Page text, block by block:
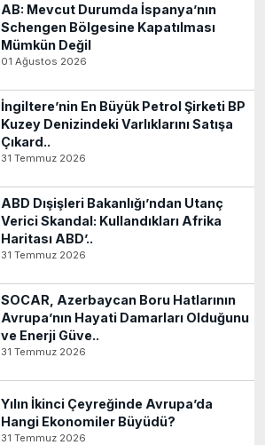
AB: Mevcut Durumda İspanya’nın
Schengen Bölgesine Kapatılması
Mümkün Değil
01 Ağustos 2026
İngiltere’nin En Büyük Petrol Şirketi BP
Kuzey Denizindeki Varlıklarını Satışa
Çıkard..
31 Temmuz 2026
ABD Dışişleri Bakanlığı’ndan Utanç
Verici Skandal: Kullandıkları Afrika
Haritası ABD’..
31 Temmuz 2026
SOCAR, Azerbaycan Boru Hatlarının
Avrupa’nın Hayati Damarları Olduğunu
ve Enerji Güve..
31 Temmuz 2026
Yılın İkinci Çeyreğinde Avrupa’da
Hangi Ekonomiler Büyüdü?
31 Temmuz 2026